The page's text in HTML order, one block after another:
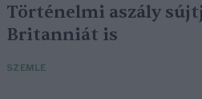
Történelmi aszály
Britanniát is
SZEMLE